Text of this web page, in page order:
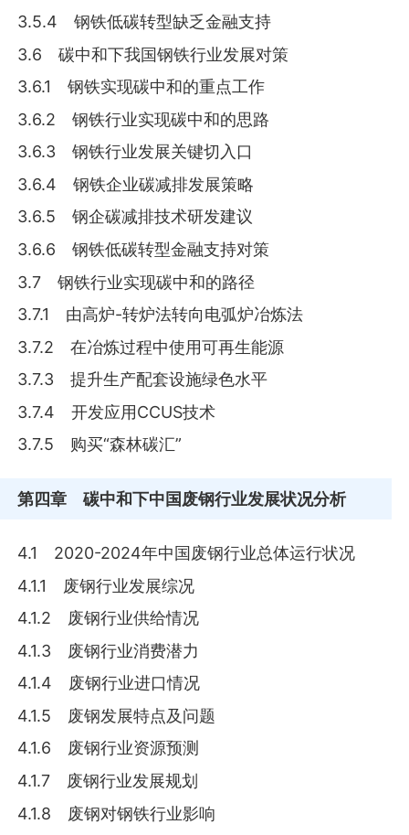
3.5.4 钢铁低碳转型缺乏金融支持
3.6 碳中和下我国钢铁行业发展对策
3.6.1 钢铁实现碳中和的重点工作
3.6.2 钢铁行业实现碳中和的思路
3.6.3 钢铁行业发展关键切入口
3.6.4 钢铁企业碳减排发展策略
3.6.5 钢企碳减排技术研发建议
3.6.6 钢铁低碳转型金融支持对策
3.7 钢铁行业实现碳中和的路径
3.7.1 由高炉-转炉法转向电弧炉冶炼法
3.7.2 在冶炼过程中使用可再生能源
3.7.3 提升生产配套设施绿色水平
3.7.4 开发应用CCUS技术
3.7.5 购买“森林碳汇”
第四章 碳中和下中国废钢行业发展状况分析
4.1 2020-2024年中国废钢行业总体运行状况
4.1.1 废钢行业发展综况
4.1.2 废钢行业供给情况
4.1.3 废钢行业消费潜力
4.1.4 废钢行业进口情况
4.1.5 废钢发展特点及问题
4.1.6 废钢行业资源预测
4.1.7 废钢行业发展规划
4.1.8 废钢对钢铁行业影响